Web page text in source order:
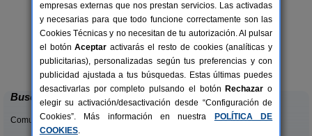
19-23+2 pers.
desde33 €
Can Fontanelles
Castellfollit del Boix (Barcelona)
Buscar
Comunidades:
empresas externas que nos prestan servicios. Las activadas
y necesarias para que todo funcione correctamente son las
Cookies Técnicas y no necesitan de tu autorización. Al pulsar
el botónAceptar activarás el resto de cookies (analíticas y
publicitarias), personalizadas según tus preferencias y con
publicidad ajustada a tus búsquedas. Estas últimas puedes
desactivarlas por completo pulsando el botón Rechazar o
elegir su activación/desactivación desde “Configuración de
Cookies”. Más información en nuestra
POLÍTICA DE
COOKIES.